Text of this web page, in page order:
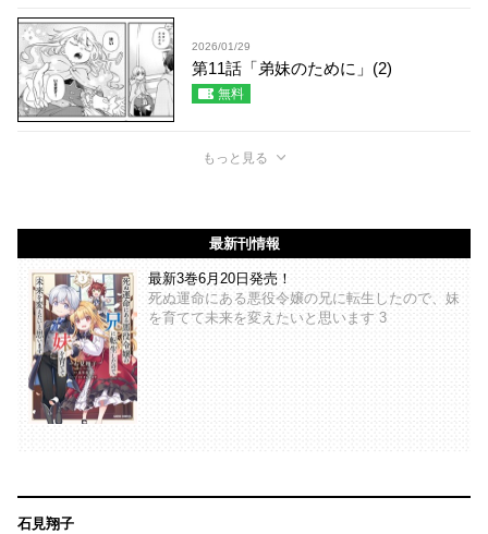
2026/01/29
第11話「弟妹のために」(2)
無料
もっと見る
最新刊情報
最新3巻6月20日発売！
死ぬ運命にある悪役令嬢の兄に転生したので、妹
を育てて未来を変えたいと思います 3
石見翔子